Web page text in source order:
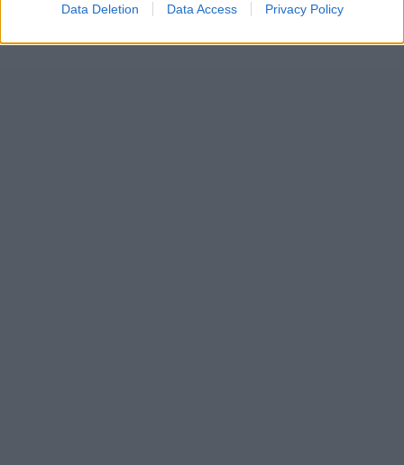
Data Deletion Data Access Privacy Policy
ΔΙΑΒΑΣΤΕ ΠΕΡΙΣΣΟΤΕΡΑ ΙΣΗΜΕΡΙΝΌΣ ΔΟΛΟΦΟΝΊΕΣ